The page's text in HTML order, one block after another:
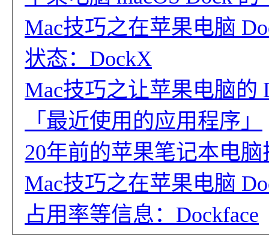
Mac技巧之在苹果电脑
状态：DockX
Mac技巧之让苹果电脑的
「最近使用的应用程序」
20年前的苹果笔记本电脑
Mac技巧之在苹果电脑
占用率等信息：Dockface